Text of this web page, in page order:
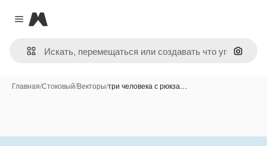
Close menu
Magnific
Поиск
Главная/Стоковый/Векторы/три человека с рюкза…